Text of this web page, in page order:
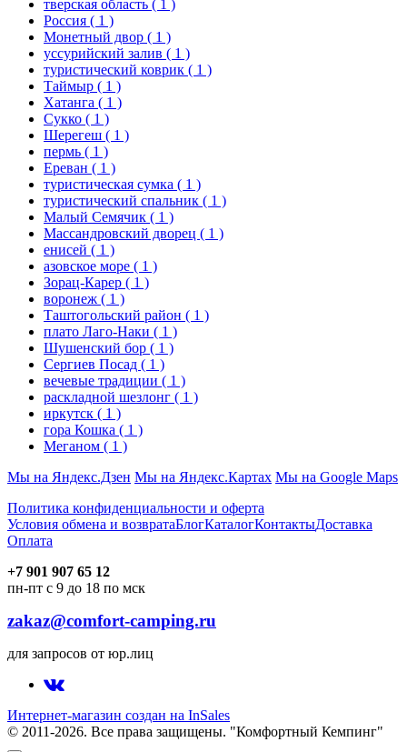
тверская область ( 1 )
Россия ( 1 )
Монетный двор ( 1 )
уссурийский залив ( 1 )
туристический коврик ( 1 )
Таймыр ( 1 )
Хатанга ( 1 )
Сукко ( 1 )
Шерегеш ( 1 )
пермь ( 1 )
Ереван ( 1 )
туристическая сумка ( 1 )
туристический спальник ( 1 )
Малый Семячик ( 1 )
Массандровский дворец ( 1 )
енисей ( 1 )
азовское море ( 1 )
Зорац-Карер ( 1 )
воронеж ( 1 )
Таштогольский район ( 1 )
плато Лаго-Наки ( 1 )
Шушенский бор ( 1 )
Сергиев Посад ( 1 )
вечевые традиции ( 1 )
раскладной шезлонг ( 1 )
иркутск ( 1 )
гора Кошка ( 1 )
Меганом ( 1 )
Мы на Яндекс.Дзен Мы на Яндекс.Картах Мы на Google Maps
Политика конфиденциальности и оферта
Условия обмена и возвратаБлогКаталогКонтактыДоставка
Оплата
+7 901 907 65 12
пн-пт с 9 до 18 по мск
zakaz@comfort-camping.ru
для запросов от юр.лиц
Интернет-магазин создан на InSales
© 2011-2026. Все права защищены. "Комфортный Кемпинг"